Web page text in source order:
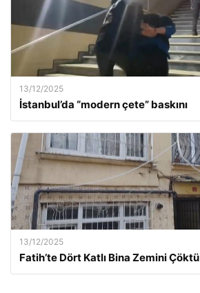
13/12/2025
İstanbul’da “modern çete” baskını
13/12/2025
Fatih’te Dört Katlı Bina Zemini Çöktü